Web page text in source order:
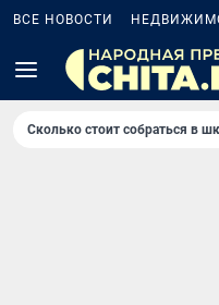
ВСЕ НОВОСТИ
Сколько стоит собраться в